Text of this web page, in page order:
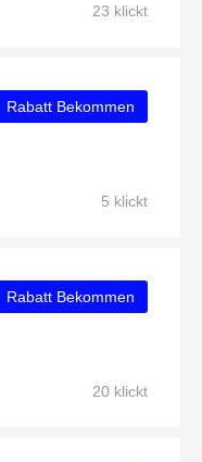
23 klickt
Rabatt Bekommen
5 klickt
Rabatt Bekommen
20 klickt